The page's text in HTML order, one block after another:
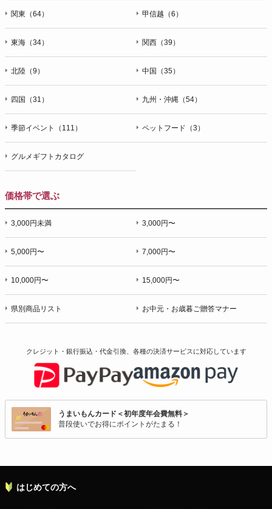
関東（64） 甲信越（6）
東海（34） 関西（39）
北陸（9） 中国（35）
四国（31） 九州・沖縄（54）
季節イベント（111） ペットフード（3）
グルメギフトカタログ
価格帯で選ぶ
3,000円未満 3,000円〜
5,000円〜 7,000円〜
10,000円〜 15,000円〜
県別商品リスト お中元・お歳暮ご贈答マナー
クレジット・銀行振込・代金引換、各種の決済サービスに対応しています
うまいもんカード＜初年度年会費無料＞
普段使いでお得にポイントがたまる！
はじめての方へ